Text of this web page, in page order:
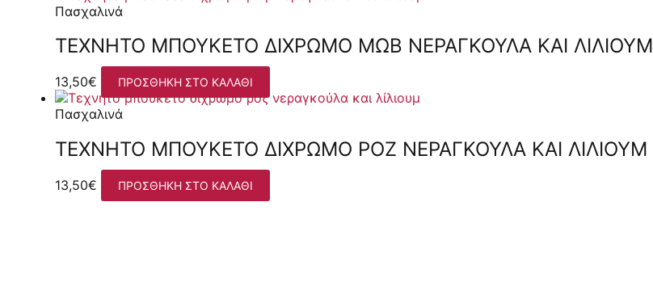
Πασχαλινά
ΤΕΧΝΗΤΌ ΜΠΟΥΚΈΤΟ ΔΊΧΡΩΜΟ ΜΩΒ ΝΕΡΑΓΚΟΎΛΑ ΚΑΙ ΛΊΛΙΟΥΜ
13,50€ ΠΡΟΣΘΉΚΗ ΣΤΟ ΚΑΛΆΘΙ
Πασχαλινά
ΤΕΧΝΗΤΌ ΜΠΟΥΚΈΤΟ ΔΊΧΡΩΜΟ ΡΟΖ ΝΕΡΑΓΚΟΎΛΑ ΚΑΙ ΛΊΛΙΟΥΜ
13,50€ ΠΡΟΣΘΉΚΗ ΣΤΟ ΚΑΛΆΘΙ